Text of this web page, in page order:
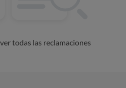
todas las reclamaciones